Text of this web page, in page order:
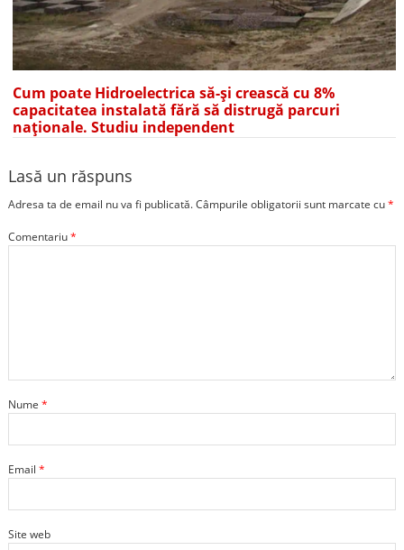
Cum poate Hidroelectrica să-și crească cu 8%
capacitatea instalată fără să distrugă parcuri
naționale. Studiu independent
Lasă un răspuns
Adresa ta de email nu va fi publicată.Câmpurile obligatorii sunt marcate cu*
Comentariu*
Nume *
Email *
Site web